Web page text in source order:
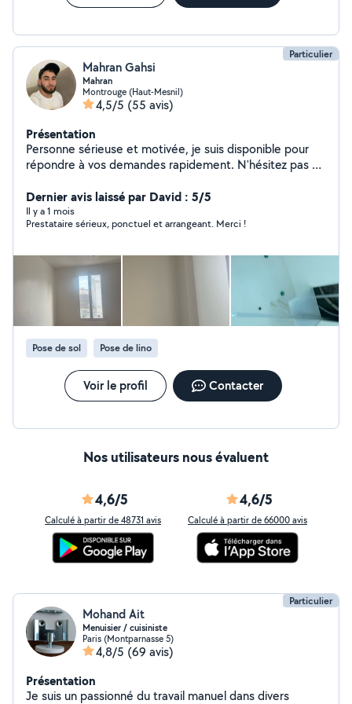
et digne de confiance, que je recommande sans hésitation.
Particulier
Mahran Gahsi
Mahran
Montrouge (Haut-Mesnil)
4,5/5 (55 avis)
Présentation
Personne sérieuse et motivée, je suis disponible pour
répondre à vos demandes rapidement. N'hésitez pas à
Dernier avis laissé par David : 5/5
Il y a 1 mois
Prestataire sérieux, ponctuel et arrangeant. Merci !
Pose de sol Pose de lino
Voir le profil Contacter
Nos utilisateurs nous évaluent
4,6/5
Calculé à partir de 48731 avis
4,6/5
Calculé à partir de 66000 avis
Particulier
Mohand Ait
Menuisier / cuisiniste
Paris (Montparnasse 5)
4,8/5 (69 avis)
Présentation
Je suis un passionné du travail manuel dans divers